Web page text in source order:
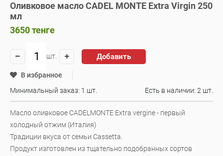
Оливковое масло CADEL MONTE Extra Virgin 250
мл
3650тенге
шт. Добавить
В избранное
Минимальный заказ: 1 шт.
Есть в наличии: 2 шт.
Масло оливковое CADELMONTE Extra vergine - первый
холодный отжим (Италия)
Традиции вкуса от семьи Cassetta.
Продукт изготовлен из тщательно подобранных сортов